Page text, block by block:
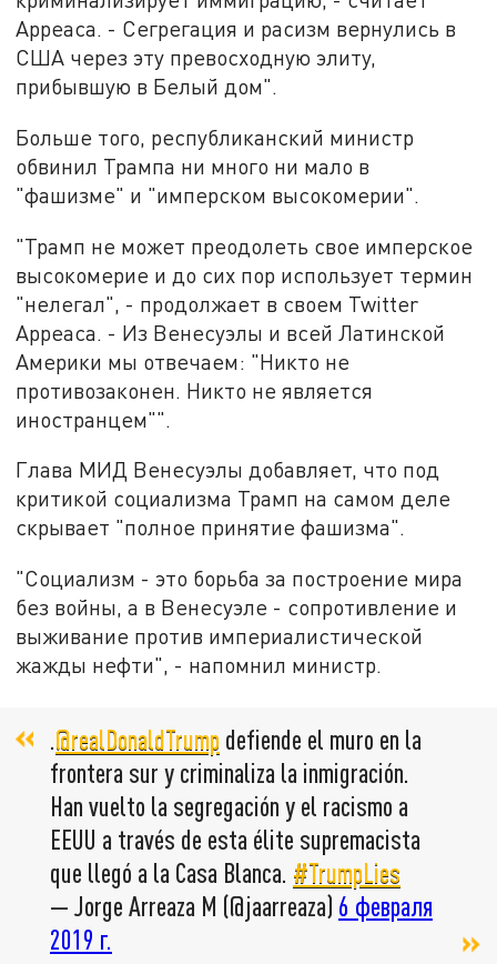
Арреаса. - Сегрегация и расизм вернулись в
США через эту превосходную элиту,
прибывшую в Белый дом".
Больше того, республиканский министр
обвинил Трампа ни много ни мало в
"фашизме" и "имперском высокомерии".
"Трамп не может преодолеть свое имперское
высокомерие и до сих пор использует термин
"нелегал", - продолжает в своем Twitter
Арреаса. - Из Венесуэлы и всей Латинской
Америки мы отвечаем: "Никто не
противозаконен. Никто не является
иностранцем"".
Глава МИД Венесуэлы добавляет, что под
критикой социализма Трамп на самом деле
скрывает "полное принятие фашизма".
"Социализм - это борьба за построение мира
без войны, а в Венесуэле - сопротивление и
выживание против империалистической
жажды нефти", - напомнил министр.
.@realDonaldTrump defiende el muro en la
frontera sur y criminaliza la inmigración.
Han vuelto la segregación y el racismo a
EEUU a través de esta élite supremacista
que llegó a la Casa Blanca. #TrumpLies
— Jorge Arreaza M (@jaarreaza) 6 февраля
2019 г.